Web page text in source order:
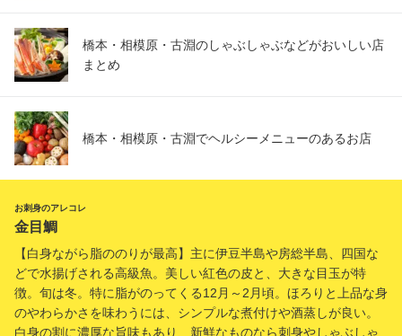
橋本・相模原・古淵のしゃぶしゃぶなどがおいしい店
まとめ
橋本・相模原・古淵でヘルシーメニューのあるお店
お刺身のアレコレ
金目鯛
【白身ながら脂ののりが最高】主に伊豆半島や房総半島、四国な
どで水揚げされる高級魚。美しい紅色の皮と、大きな目玉が特
徴。旬は冬。特に脂がのってくる12月～2月頃。ほろりと上品な身
のやわらかさを味わうには、シンプルな煮付けや酒蒸しが良い。
白身の割に濃厚な旨味もあり、新鮮なものなら刺身やしゃぶしゃ